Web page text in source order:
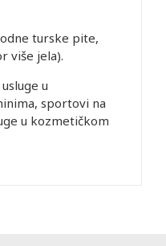
turske pite,
više jela).
u
sportovi na
u kozmetičkom